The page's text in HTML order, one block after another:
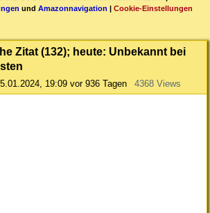
und Amazonnavigation | Cookie-Einstellungen
Zitat (132); heute: Unbekannt bei
19:09 vor 936 Tagen 4368 Views